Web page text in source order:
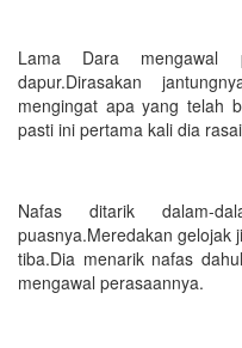
Lama Dara mengawal
dapur.Dirasakan
mengingat apa yang telah
pasti ini pertama kali dia
Nafas ditarik dalam-
puasnya.Meredakan gelojak
tiba.Dia menarik nafas
mengawal perasaannya.